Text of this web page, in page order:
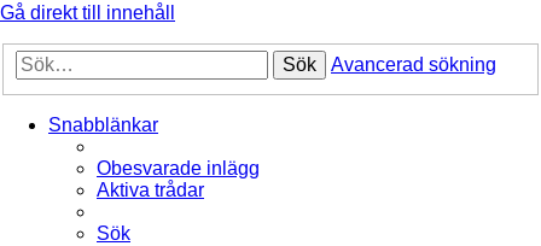
Gå direkt till innehåll
Sök Avancerad sökning
Snabblänkar
Obesvarade inlägg
Aktiva trådar
Sök